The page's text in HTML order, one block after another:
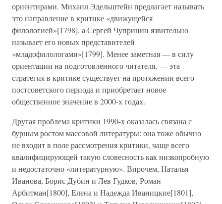
ориентирами. Михаил Эдельштейн предлагает называть
это направление в критике «движущейся
филологией»[1798], а Сергей Чупринин язвительно
называет его новых представителей
«младофилологами»[1799]. Менее заметная — в силу
ориентации на подготовленного читателя, — эта
стратегия в критике существует на протяжении всего
постсоветского периода и приобретает новое
общественное значение в 2000-х годах.
Другая проблема критики 1990-х оказалась связана с
бурным ростом массовой литературы: она тоже обычно
не входит в поле рассмотрения критики, чаще всего
квалифицирующей такую словесность как низкопробную
и недостаточно «литературную». Впрочем, Наталья
Иванова, Борис Дубин и Лев Гудков, Роман
Арбитман[1800], Елена и Надежда Иваницкие[1801],